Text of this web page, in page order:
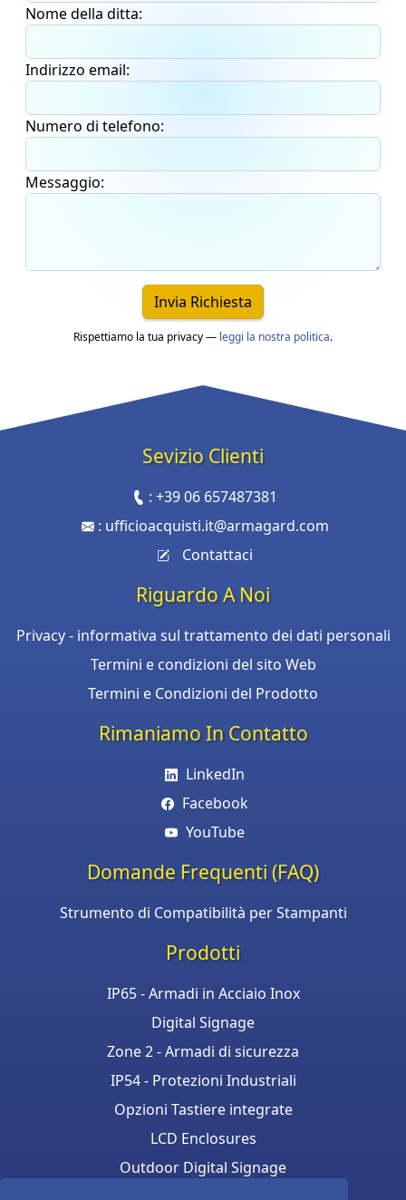
Nome della ditta:
Indirizzo email:
Numero di telefono:
Messaggio:
Invia Richiesta
Rispettiamo la tua privacy — leggi la nostra politica.
Sevizio Clienti
:+39 06 657487381
: ufficioacquisti.it@armagard.com
Contattaci
Riguardo A Noi
Privacy - informativa sul trattamento dei dati personali
Termini e condizioni del sito Web
Termini e Condizioni del Prodotto
Rimaniamo In Contatto
LinkedIn
Facebook
YouTube
Domande Frequenti (FAQ)
Strumento di Compatibilità per Stampanti
Prodotti
IP65 - Armadi in Acciaio Inox
Digital Signage
Zone 2 - Armadi di sicurezza
IP54 - Protezioni Industriali
Opzioni Tastiere integrate
LCD Enclosures
Outdoor Digital Signage